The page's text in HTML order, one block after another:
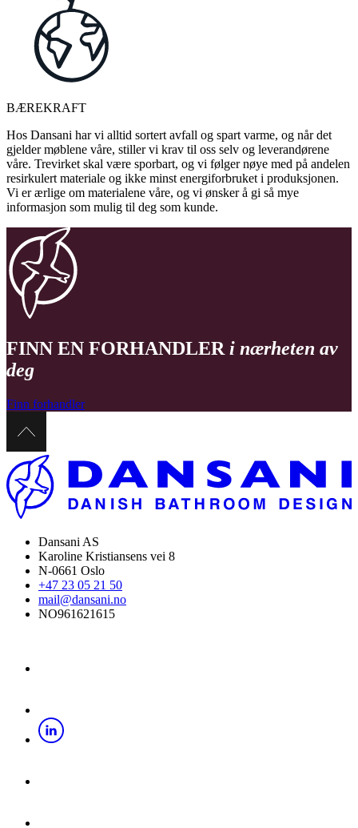
BÆREKRAFT
Hos Dansani har vi alltid sortert avfall og spart varme, og når det
gjelder møblene våre, stiller vi krav til oss selv og leverandørene
våre. Trevirket skal være sporbart, og vi følger nøye med på andelen
resirkulert materiale og ikke minst energiforbruket i produksjonen.
Vi er ærlige om materialene våre, og vi ønsker å gi så mye
informasjon som mulig til deg som kunde.
FINN EN FORHANDLER i nærheten av
deg
Finn forhandler
Dansani AS
Karoline Kristiansens vei 8
N-0661 Oslo
+47 23 05 21 50
mail@dansani.no
NO961621615